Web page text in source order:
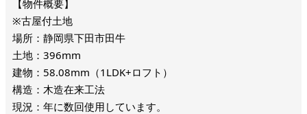
※古屋付土地
場所：静岡県下田市田牛
土地：396mm
建物：58.08mm（1LDK+ロフト）
構造：木造在来工法
現況：年に数回使用しています。